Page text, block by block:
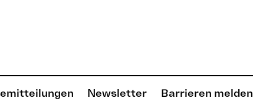
Newsletter Barrieren melden